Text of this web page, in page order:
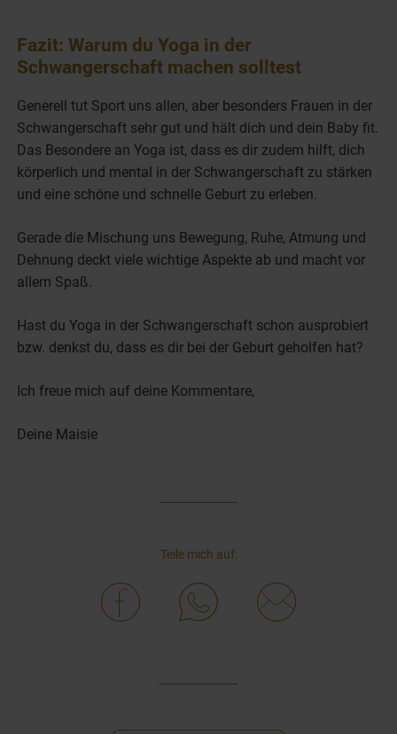
Fazit: Warum du Yoga in der
Schwangerschaft machen solltest
Generell tut Sport uns allen, aber besonders Frauen in der
Schwangerschaft sehr gut und hält dich und dein Baby fit.
Das Besondere an Yoga ist, dass es dir zudem hilft, dich
körperlich und mental in der Schwangerschaft zu stärken
und eine schöne und schnelle Geburt zu erleben.
Gerade die Mischung uns Bewegung, Ruhe, Atmung und
Dehnung deckt viele wichtige Aspekte ab und macht vor
allem Spaß.
Hast du Yoga in der Schwangerschaft schon ausprobiert
bzw. denkst du, dass es dir bei der Geburt geholfen hat?
Ich freue mich auf deine Kommentare,
Deine Maisie
Teile mich auf: